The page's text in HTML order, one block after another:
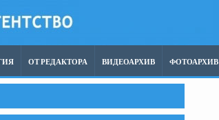
ОТ РЕДАКТОРА ВИДЕОАРХИВ ФОТОАРХИВ